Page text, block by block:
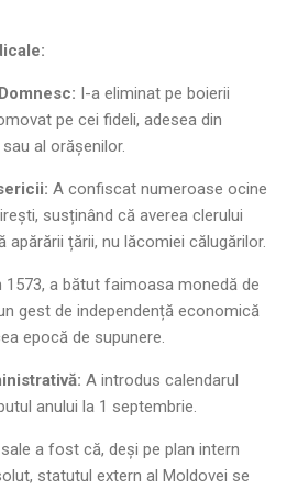
I-a eliminat pe boierii
pe cei fideli, adesea din
al orășenilor.
A confiscat numeroase ocine
susținând că averea clerului
apărării țării, nu lăcomiei călugărilor.
1573, a bătut faimoasa monedă de
gest de independență economică
epocă de supunere.
A introdus calendarul
anului la 1 septembrie.
a fost că, deși pe plan intern
statutul extern al Moldovei se